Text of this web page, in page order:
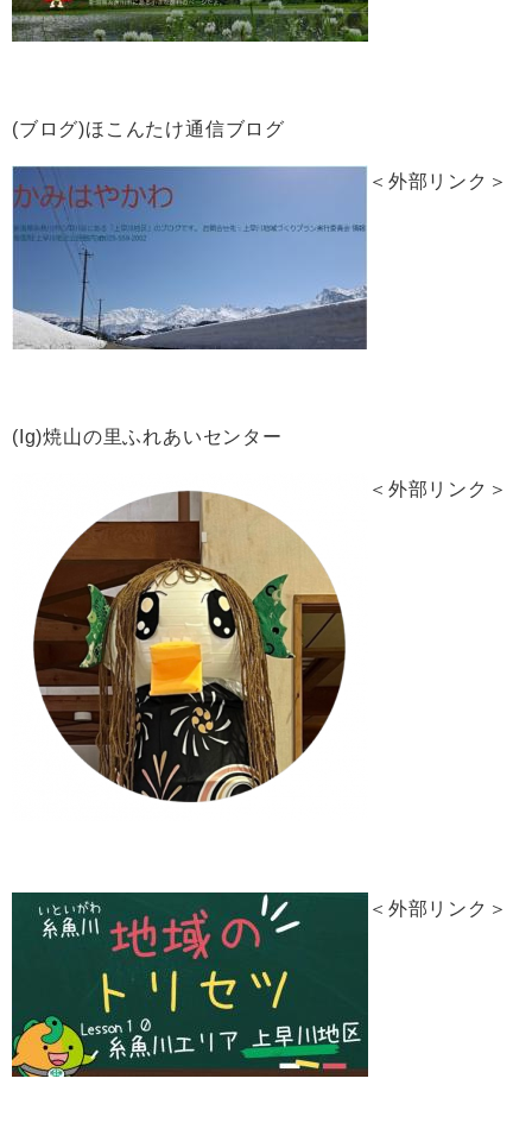
(ブログ)ほこんたけ通信ブログ
＜外部リンク＞
(Ig)焼山の里ふれあいセンター
＜外部リンク＞
＜外部リンク＞